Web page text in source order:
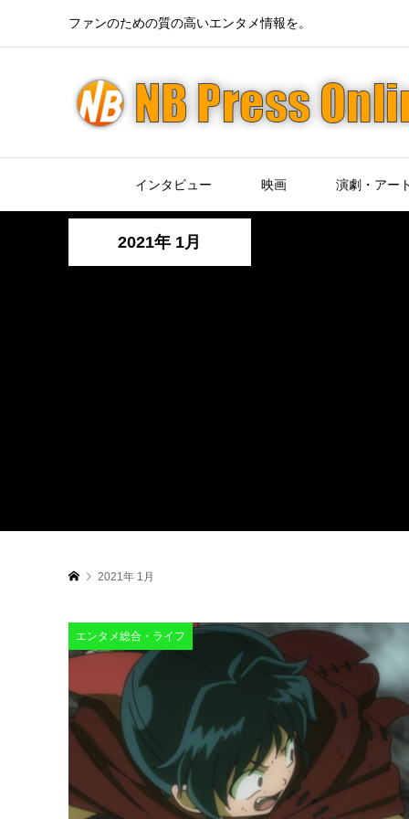
ファンのための質の高いエンタメ情報を。
インタビュー 映画 演劇・アー
2021年 1月
2021年 1月
エンタメ総合・ライフ